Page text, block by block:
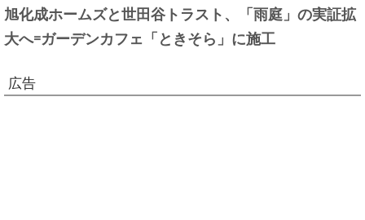
旭化成ホームズと世田谷トラスト、「雨庭」の実証拡
大へ=ガーデンカフェ「ときそら」に施工
広告